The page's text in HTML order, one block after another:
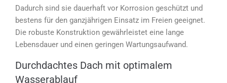
Dadurch sind sie dauerhaft vor Korrosion geschützt und
bestens für den ganzjährigen Einsatz im Freien geeignet.
Die robuste Konstruktion gewährleistet eine lange
Lebensdauer und einen geringen Wartungsaufwand.
Durchdachtes Dach mit optimalem
Wasserablauf